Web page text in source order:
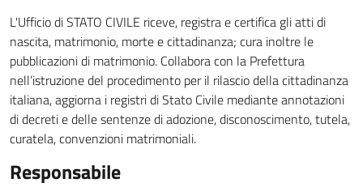
L'Ufficio di STATO CIVILE riceve, registra e certifica gli atti di
nascita, matrimonio, morte e cittadinanza; cura inoltre le
pubblicazioni di matrimonio. Collabora con la Prefettura
nell’istruzione del procedimento per il rilascio della cittadinanza
italiana, aggiorna i registri di Stato Civile mediante annotazioni
di decreti e delle sentenze di adozione, disconoscimento, tutela,
curatela, convenzioni matrimoniali.
Responsabile